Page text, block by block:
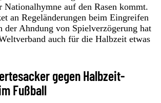
Nationalhymne auf den Rasen kommt.
an Regeländerungen beim Eingreifen
der Ahndung von Spielverzögerung hat
auch für die Halbzeit etwas
gegen Halbzeit-
Fußball